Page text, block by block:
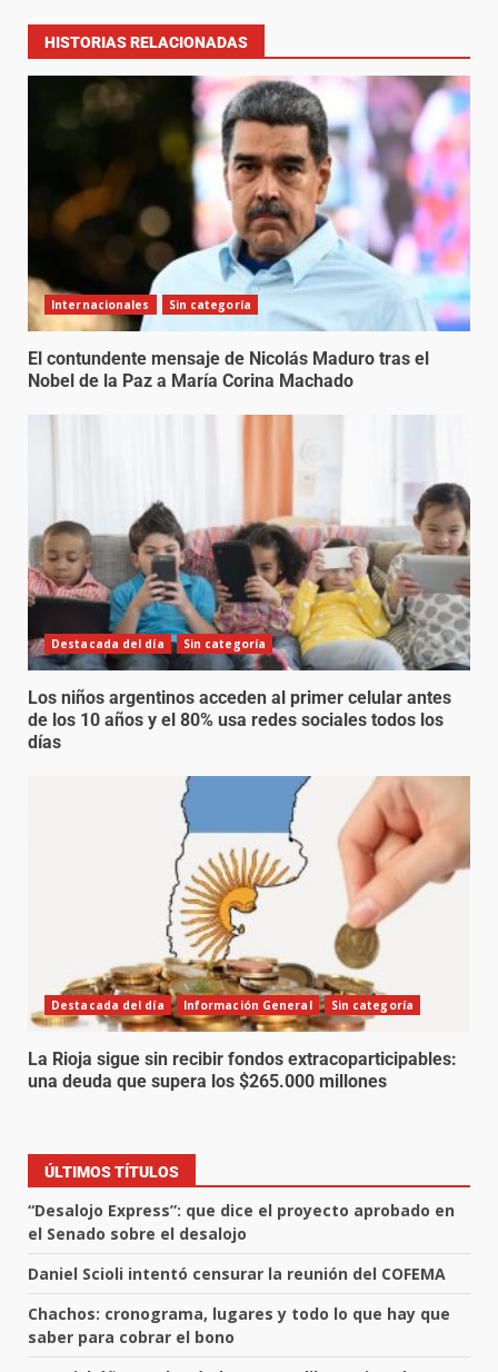
HISTORIAS RELACIONADAS
Internacionales Sin categoría
El contundente mensaje de Nicolás Maduro tras el
Nobel de la Paz a María Corina Machado
Destacada del día Sin categoría
Los niños argentinos acceden al primer celular antes
de los 10 años y el 80% usa redes sociales todos los
días
Destacada del día Información General Sin categoría
La Rioja sigue sin recibir fondos extracoparticipables:
una deuda que supera los $265.000 millones
ÚLTIMOS TÍTULOS
“Desalojo Express”: que dice el proyecto aprobado en
el Senado sobre el desalojo
Daniel Scioli intentó censurar la reunión del COFEMA
Chachos: cronograma, lugares y todo lo que hay que
saber para cobrar el bono